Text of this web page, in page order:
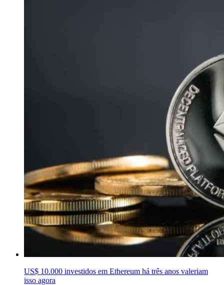
US$ 10.000 investidos em Ethereum há três anos valeriam
isso agora